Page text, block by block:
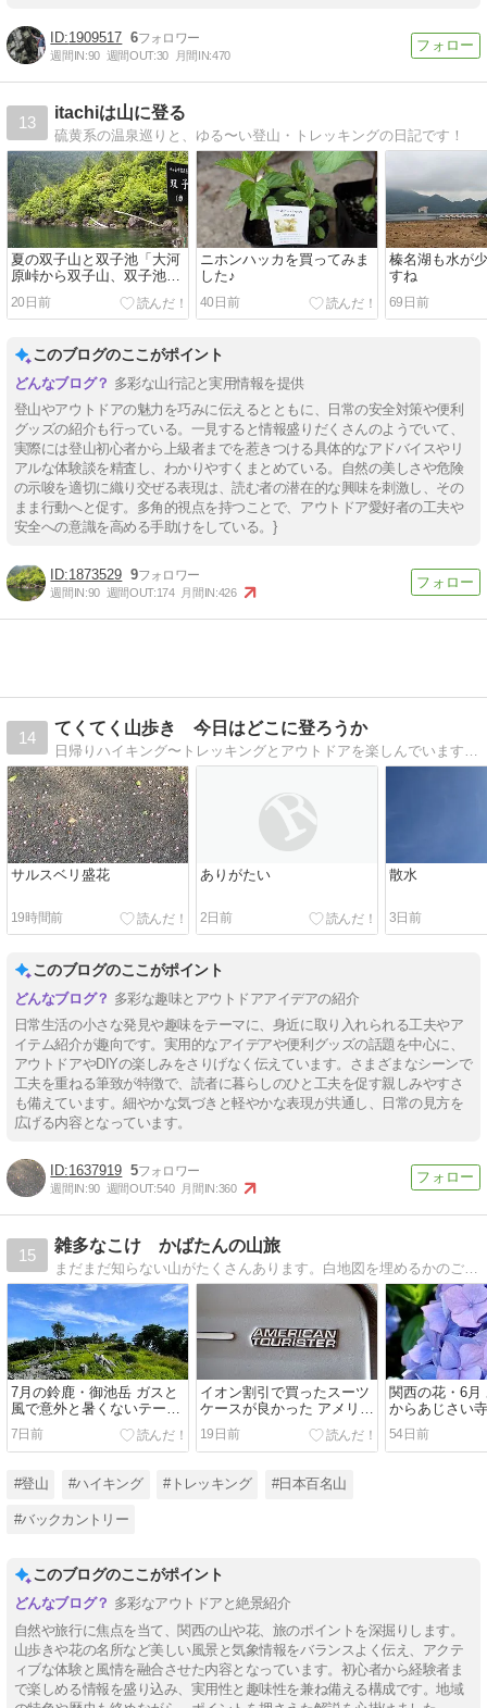
1909517 6
週間IN:90 週間OUT:30 月間IN:470
13
itachiは山に登る
硫黄系の温泉巡りと、ゆる〜い登山・トレッキングの日記です！
夏の双子山と双子池「大河
原峠から双子山、双子池、
亀甲池を散策♪」
20日前
ニホンハッカを買ってみま
した♪
40日前
榛名湖も水が
すね
69日前
このブログのここがポイント
多彩な山行記と実用情報を提供
登山やアウトドアの魅力を巧みに伝えるとともに、日常の安全対策や便利
グッズの紹介も行っている。一見すると情報盛りだくさんのようでいて、
実際には登山初心者から上級者までを惹きつける具体的なアドバイスやリ
アルな体験談を精査し、わかりやすくまとめている。自然の美しさや危険
の示唆を適切に織り交ぜる表現は、読む者の潜在的な興味を刺激し、その
まま行動へと促す。多角的視点を持つことで、アウトドア愛好者の工夫や
安全への意識を高める手助けをしている。}
1873529 9
週間IN:90 週間OUT:174 月間IN:426
14
てくてく山歩き 今日はどこに登ろうか
日帰りハイキング〜トレッキングとアウトドアを楽しんでいます。富山県の良い所も紹介していきます。
サルスベリ盛花
19時間前
ありがたい
2日前
散水
3日前
このブログのここがポイント
多彩な趣味とアウトドアアイデアの紹介
日常生活の小さな発見や趣味をテーマに、身近に取り入れられる工夫やア
イテム紹介が趣向です。実用的なアイデアや便利グッズの話題を中心に、
アウトドアやDIYの楽しみをさりげなく伝えています。さまざまなシーンで
工夫を重ねる筆致が特徴で、読者に暮らしのひと工夫を促す親しみやすさ
も備えています。細やかな気づきと軽やかな表現が共通し、日常の見方を
広げる内容となっています。
1637919 5
週間IN:90 週間OUT:540 月間IN:360
15
雑多なこけ かばたんの山旅
まだまだ知らない山がたくさんあります。白地図を埋めるかのごとく、山旅を続けています
7月の鈴鹿・御池岳 ガスと
風で意外と暑くないテーブ
ルランド
7日前
イオン割引で買ったスーツ
ケースが良かった アメリカ
ン・ツーリスター
AMERICAN TOURISTER
19日前
関西の花・6月
からあじさい
田寺）へ約
公共交通日帰り
54日前
#登山 #ハイキング #トレッキング #日本百名山
#バックカントリー
このブログのここがポイント
多彩なアウトドアと絶景紹介
自然や旅行に焦点を当て、関西の山や花、旅のポイントを深掘りします。
山歩きや花の名所など美しい風景と気象情報をバランスよく伝え、アクテ
ィブな体験と風情を融合させた内容となっています。初心者から経験者ま
で楽しめる情報を盛り込み、実用性と趣味性を兼ね備える構成です。地域